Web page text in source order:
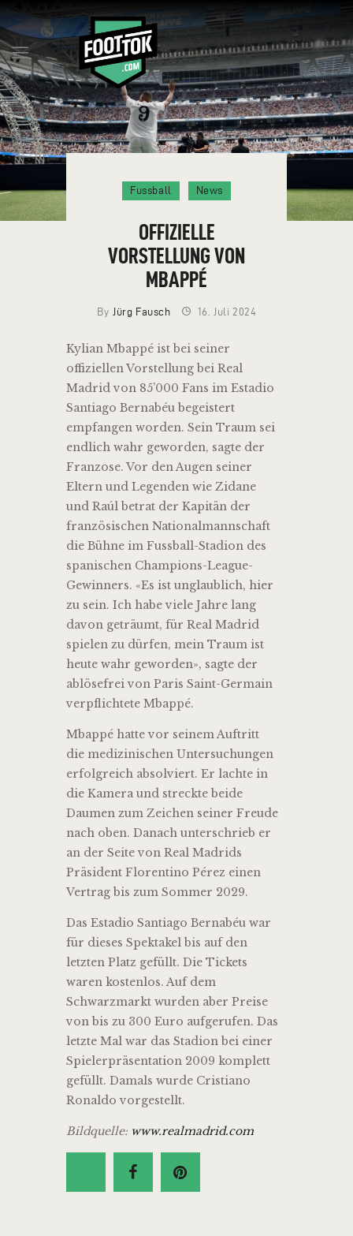
FAQ
MILESTONES
BLOG
TOKEN RESERVIEREN
DEUTSCH
Fussball News
OFFIZIELLE
VORSTELLUNG VON
MBAPPÉ
By Jürg Fausch 16. Juli 2024
Kylian Mbappé ist bei seiner
offiziellen Vorstellung bei Real
Madrid von 85’000 Fans im Estadio
Santiago Bernabéu begeistert
empfangen worden. Sein Traum sei
endlich wahr geworden, sagte der
Franzose. Vor den Augen seiner
Eltern und Legenden wie Zidane
und Raúl betrat der Kapitän der
französischen Nationalmannschaft
die Bühne im Fussball-Stadion des
spanischen Champions-League-
Gewinners. «Es ist unglaublich, hier
zu sein. Ich habe viele Jahre lang
davon geträumt, für Real Madrid
spielen zu dürfen, mein Traum ist
heute wahr geworden», sagte der
ablösefrei von Paris Saint-Germain
verpflichtete Mbappé.
Mbappé hatte vor seinem Auftritt
die medizinischen Untersuchungen
erfolgreich absolviert. Er lachte in
die Kamera und streckte beide
Daumen zum Zeichen seiner Freude
nach oben. Danach unterschrieb er
an der Seite von Real Madrids
Präsident Florentino Pérez einen
Vertrag bis zum Sommer 2029.
Das Estadio Santiago Bernabéu war
für dieses Spektakel bis auf den
letzten Platz gefüllt. Die Tickets
waren kostenlos. Auf dem
Schwarzmarkt wurden aber Preise
von bis zu 300 Euro aufgerufen. Das
letzte Mal war das Stadion bei einer
Spielerpräsentation 2009 komplett
gefüllt. Damals wurde Cristiano
Ronaldo vorgestellt.
Bildquelle: www.realmadrid.com